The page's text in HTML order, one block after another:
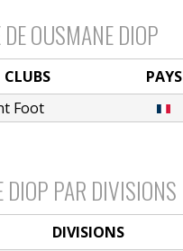
OUSMANE DIOP
CLUBS PAYS
Foot
DIOP PAR DIVISIONS
DIVISIONS